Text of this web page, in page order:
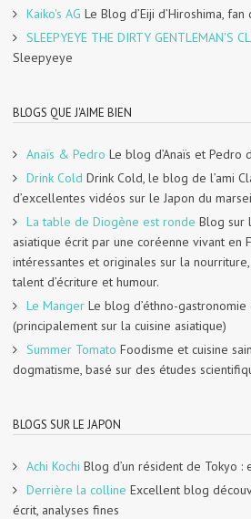
Kaiko's AG Le Blog d’Eiji d’Hiroshima,
SLEEPYEYE THE DIRTY GENTLEMAN'S
Sleepyeye
BLOGS QUE J'AIME BIEN
Anaïs & Pedro Le blog d’Anaïs et Pedro
Drink Cold Drink Cold, le blog de l’ami
d’excellentes vidéos sur le Japon du
La table de Diogène est ronde Blog sur
asiatique écrit par une coréenne vivant en
intéressantes et originales sur la
talent d’écriture et humour.
Le Manger Le blog d’éthno-
(principalement sur la cuisine asiatique)
Summer Tomato Foodisme et cuisine
dogmatisme, basé sur des études
BLOGS SUR LE JAPON
Achi Kochi Blog d’un résident de Tokyo :
Derrière la colline Excellent blog
écrit, analyses fines